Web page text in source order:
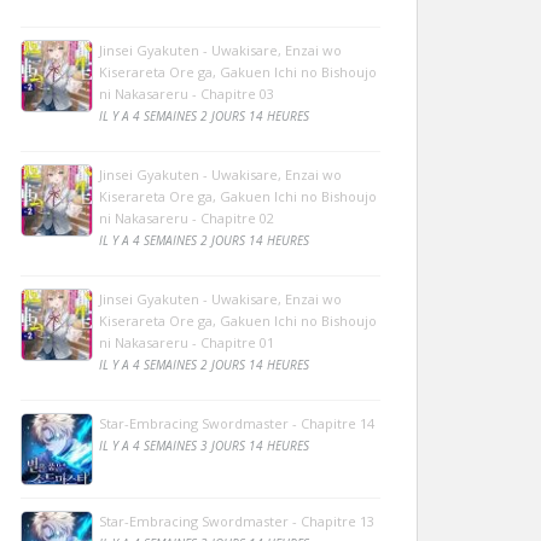
Jinsei Gyakuten - Uwakisare, Enzai wo
Kiserareta Ore ga, Gakuen Ichi no Bishoujo
ni Nakasareru - Chapitre 03
IL Y A 4 SEMAINES 2 JOURS 14 HEURES
Jinsei Gyakuten - Uwakisare, Enzai wo
Kiserareta Ore ga, Gakuen Ichi no Bishoujo
ni Nakasareru - Chapitre 02
IL Y A 4 SEMAINES 2 JOURS 14 HEURES
Jinsei Gyakuten - Uwakisare, Enzai wo
Kiserareta Ore ga, Gakuen Ichi no Bishoujo
ni Nakasareru - Chapitre 01
IL Y A 4 SEMAINES 2 JOURS 14 HEURES
Star-Embracing Swordmaster - Chapitre 14
IL Y A 4 SEMAINES 3 JOURS 14 HEURES
Star-Embracing Swordmaster - Chapitre 13